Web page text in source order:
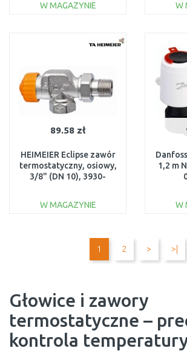
W MAGAZYNIE
Do porównania
W
89.58 zł
HEIMEIER Eclipse zawór
termostatyczny, osiowy,
3/8" (DN 10), 3930-
W MAGAZYNIE
1,2 m
W
1 2 > >|
Głowice i zawory
termostatyczne –
kontrola